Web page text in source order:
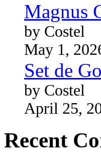
Magnus
by Costel
May 1,
Set de Go
by Costel
April 25,
Recent